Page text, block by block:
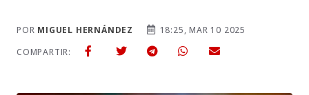
POR MIGUEL HERNÁNDEZ
18:25, MAR 10 2025
COMPARTIR: